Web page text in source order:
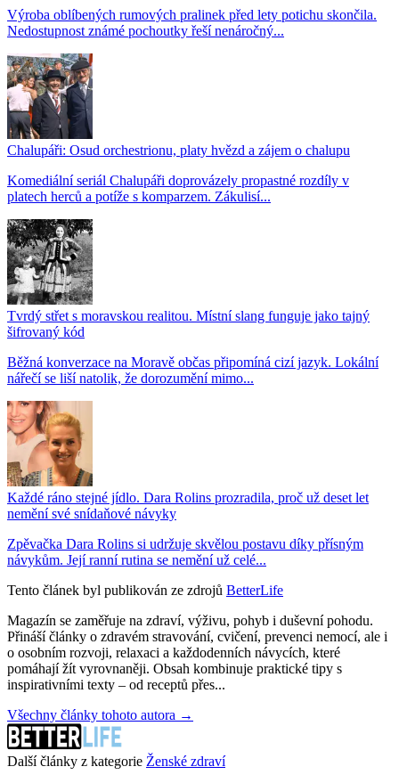
Výroba oblíbených rumových pralinek před lety potichu skončila.
Nedostupnost známé pochoutky řeší nenáročný...
Chalupáři: Osud orchestrionu, platy hvězd a zájem o chalupu
Komediální seriál Chalupáři doprovázely propastné rozdíly v
platech herců a potíže s komparzem. Zákulisí...
Tvrdý střet s moravskou realitou. Místní slang funguje jako tajný
šifrovaný kód
Běžná konverzace na Moravě občas připomíná cizí jazyk. Lokální
nářečí se liší natolik, že dorozumění mimo...
Každé ráno stejné jídlo. Dara Rolins prozradila, proč už deset let
nemění své snídaňové návyky
Zpěvačka Dara Rolins si udržuje skvělou postavu díky přísným
návykům. Její ranní rutina se nemění už celé...
Tento článek byl publikován ze zdrojů BetterLife
Magazín se zaměřuje na zdraví, výživu, pohyb i duševní pohodu.
Přináší články o zdravém stravování, cvičení, prevenci nemocí, ale i
o osobním rozvoji, relaxaci a každodenních návycích, které
pomáhají žít vyrovnaněji. Obsah kombinuje praktické tipy s
inspirativními texty – od receptů přes...
Všechny články tohoto autora →
Další články z kategorie Ženské zdraví